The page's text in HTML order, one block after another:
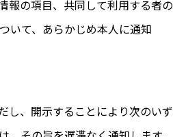
報の項目、共同して利用する者の
いて、あらかじめ本人に通知
し、開示することにより次のいず